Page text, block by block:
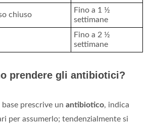
chiuso
Fino a 1 ½
settimane
Fino a 2 ½
settimane
prendere gli antibiotici?
prescrive un antibiotico, indica
per assumerlo; tendenzialmente si